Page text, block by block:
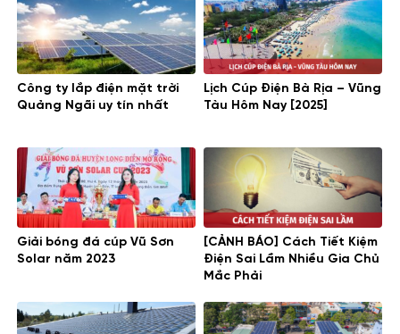
Công ty lắp điện mặt trời
Quảng Ngãi uy tín nhất
Lịch Cúp Điện Bà Rịa – Vũng
Tàu Hôm Nay [2025]
Giải bóng đá cúp Vũ Sơn
Solar năm 2023
[CẢNH BÁO] Cách Tiết Kiệm
Điện Sai Lầm Nhiều Gia Chủ
Mắc Phải